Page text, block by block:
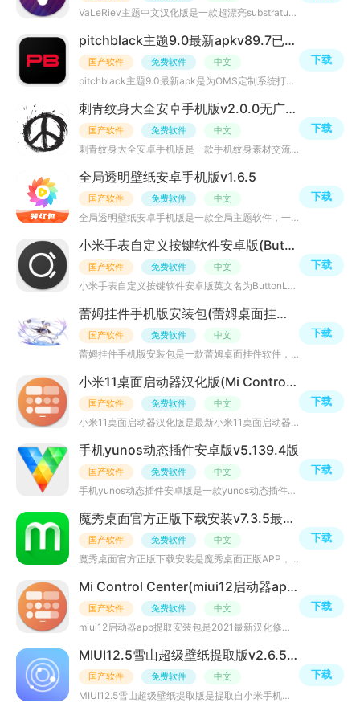
VaLeRiev主题中文汉化版是一款超漂亮substratum主题美化包软件，支持大部分OMS系统设备，可对三星手机进行主
pitchblack主题9.0最新apkv89.7已付费谷歌版
国产软件 免费软件 中文
pitchblack主题9.0最新apk是为OMS定制系统打造的主题，支持安卓10机型，可用于手机桌面启动器美化、图标包主
下载
刺青纹身大全安卓手机版v2.0.0无广告版
国产软件 免费软件 中文
刺青纹身大全安卓手机版是一款手机纹身素材交流平台，相信许多年轻小伙都有纹身的经历吧，平台提供海量炫酷
下载
全局透明壁纸安卓手机版v1.6.5
国产软件 免费软件 中文
全局透明壁纸安卓手机版是一款全局主题软件，一键全局美化手机，支持美化桌面、屏幕、自定义状态栏等功能，
下载
小米手表自定义按键软件安卓版(ButtonLauncher)v0.7.3最新版
国产软件 免费软件 中文
小米手表自定义按键软件安卓版英文名为ButtonLauncher，是一款小米手表启动器，能实现智能手表按键自定义、
下载
蕾姆挂件手机版安装包(蕾姆桌面挂件)v1.0安卓版
国产软件 免费软件 中文
蕾姆挂件手机版安装包是一款蕾姆桌面挂件软件，动漫人物蕾姆人物大家都知道吧，这是一款手机桌面主题挂件小
下载
小米11桌面启动器汉化版(Mi Control Center)v3.8.3去广告版
国产软件 免费软件 中文
小米11桌面启动器汉化版是最新小米11桌面启动器软件，高仿小米全系列手机启动器界面，可自定义桌面壁纸、小
下载
手机yunos动态插件安卓版v5.139.4版
国产软件 免费软件 中文
手机yunos动态插件安卓版是一款yunos动态插件主题工具，配合yunos主题中心可下载各种正版主题、炫酷桌面图标
下载
魔秀桌面官方正版下载安装v7.3.5最新版
国产软件 免费软件 中文
魔秀桌面官方正版下载安装是魔秀桌面正版APP，新增圣诞、元旦、2021新年的壁纸、插件、主题，支持DIY主题制
下载
Mi Control Center(miui12启动器app提取安装包)v3.8.0最新版
国产软件 免费软件 中文
miui12启动器app提取安装包是2021最新汉化修改miui12启动器app应用，小米启动器一直都受到大家喜爱，支持美
下载
MIUI12.5雪山超级壁纸提取版v2.6.543-06131142
国产软件 免费软件 中文
MIUI12.5雪山超级壁纸提取版是提取自小米手机的一款壁纸应用程序，为您的手机桌面带来全新震撼的视觉冲击效
下载